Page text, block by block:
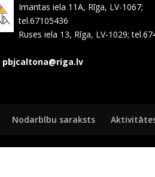
Imantas iela 11A, Rīga, LV-1067;
tel.67105436
Ruses iela 13, Rīga, LV-1029;
pbjcaltona@riga.lv
Nodarbību saraksts